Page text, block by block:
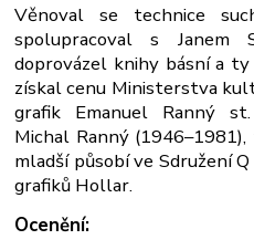
Věnoval se technice
spolupracoval s Janem
doprovázel knihy básní a
získal cenu Ministerstva
grafik Emanuel Ranný
Michal Ranný
mladší působí ve Sdružení
grafiků Hollar.
Ocenění: